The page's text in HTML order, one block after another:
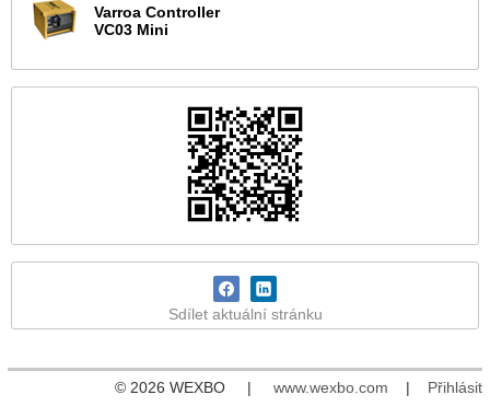
Varroa Controller
VC03 Mini
Sdílet aktuální stránku
© 2026 WEXBO | www.wexbo.com | Přihlásit